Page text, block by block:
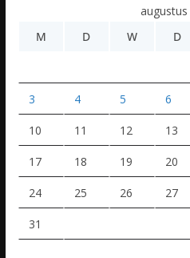
augustus
M
D W D
3 4 5 6
10 11 12 13
17 18 19 20
24 25 26 27
31